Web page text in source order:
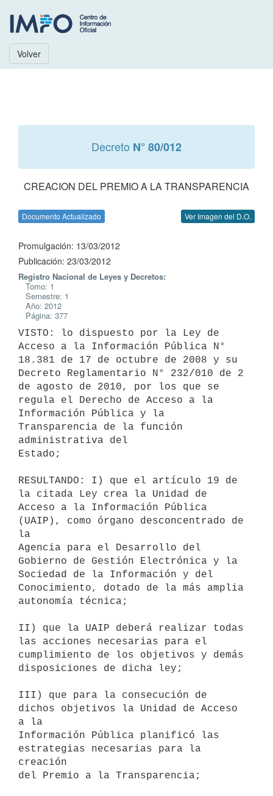
Volver
Decreto N° 80/012
CREACION DEL PREMIO A LA TRANSPARENCIA
Documento Actualizado Ver Imagen del D.O.
Promulgación: 13/03/2012
Publicación: 23/03/2012
Registro Nacional de Leyes y Decretos:
Tomo: 1
Semestre: 1
Año: 2012
Página: 377
VISTO: lo dispuesto por la Ley de
Acceso a la Información Pública N°
18.381 de 17 de octubre de 2008 y su
Decreto Reglamentario N° 232/010 de 2
de agosto de 2010, por los que se
regula el Derecho de Acceso a la
Información Pública y la
Transparencia de la función
administrativa del
Estado;
RESULTANDO: I) que el artículo 19 de
la citada Ley crea la Unidad de
Acceso a la Información Pública
(UAIP), como órgano desconcentrado de
la
Agencia para el Desarrollo del
Gobierno de Gestión Electrónica y la
Sociedad de la Información y del
Conocimiento, dotado de la más amplia
autonomía técnica;
II) que la UAIP deberá realizar todas
las acciones necesarias para el
cumplimiento de los objetivos y demás
disposiciones de dicha ley;
III) que para la consecución de
dichos objetivos la Unidad de Acceso
a la
Información Pública planificó las
estrategias necesarias para la
creación
del Premio a la Transparencia;